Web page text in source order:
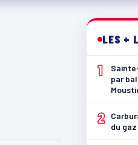
LES +
1
par
2
du